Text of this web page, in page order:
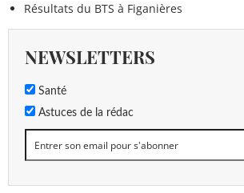
Résultats du BTS à Figanières
NEWSLETTERS
Santé
Astuces de la rédac